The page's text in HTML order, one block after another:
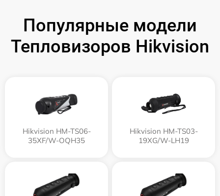
Популярные модели
Тепловизоров Hikvision
Hikvision HM-TS06-
35XF/W-OQH35
Hikvision HM-TS03-
19XG/W-LH19